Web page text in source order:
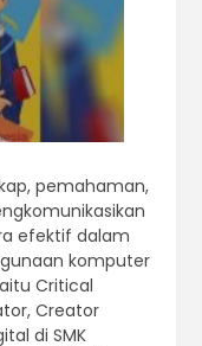
pemahaman,
efektif dalam
komputer
Critical
Creator
di SMK